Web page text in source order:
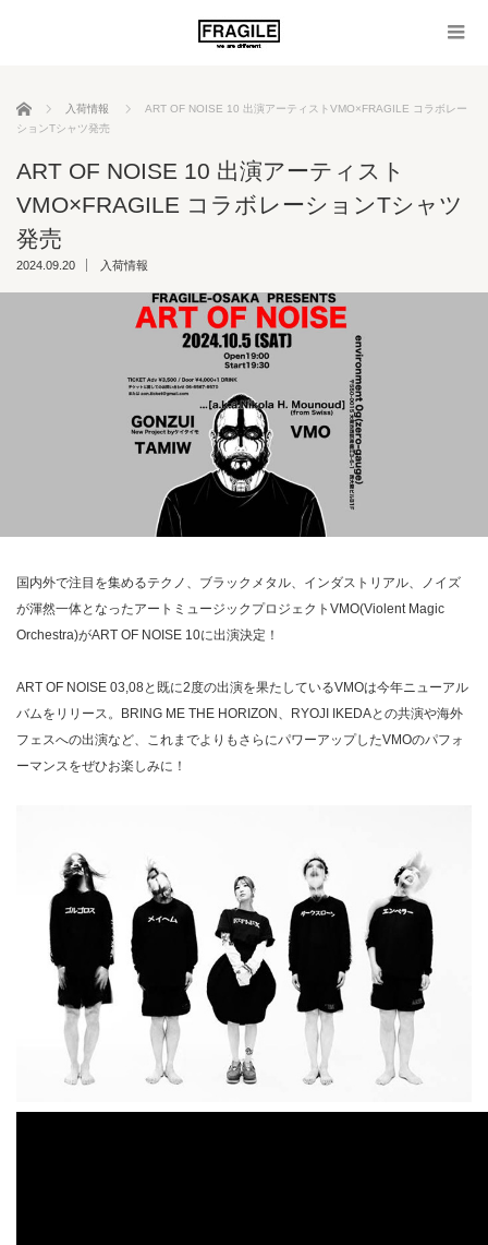
ホーム 入荷情報
ART OF NOISE 10 出演アーティストVMO×FRAGILE コラボレー
ションTシャツ発売
ART OF NOISE 10 出演アーティスト
VMO×FRAGILE コラボレーションTシャツ
発売
2024.09.20 入荷情報
国内外で注目を集めるテクノ、ブラックメタル、インダストリアル、ノイズ
が渾然一体となったアートミュージックプロジェクトVMO(Violent Magic
Orchestra)がART OF NOISE 10に出演決定！
ART OF NOISE 03,08と既に2度の出演を果たしているVMOは今年ニューアル
バムをリリース。BRING ME THE HORIZON、RYOJI IKEDAとの共演や海外
フェスへの出演など、これまでよりもさらにパワーアップしたVMOのパフォ
ーマンスをぜひお楽しみに！